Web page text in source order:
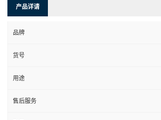
产品详请
品牌
货号
用途
售后服务